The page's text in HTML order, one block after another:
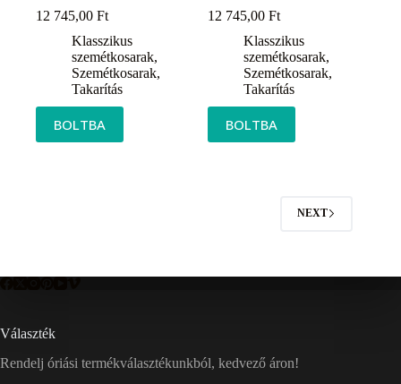
12 745,00 Ft
Klasszikus
szemétkosarak,
Szemétkosarak,
Takarítás
BOLTBA
12 745,00Ft
Klasszikus
szemétkosarak,
Szemétkosarak,
Takarítás
BOLTBA
NEXT
Választék
Rendelj óriási termékválasztékunkból, kedvező áron!